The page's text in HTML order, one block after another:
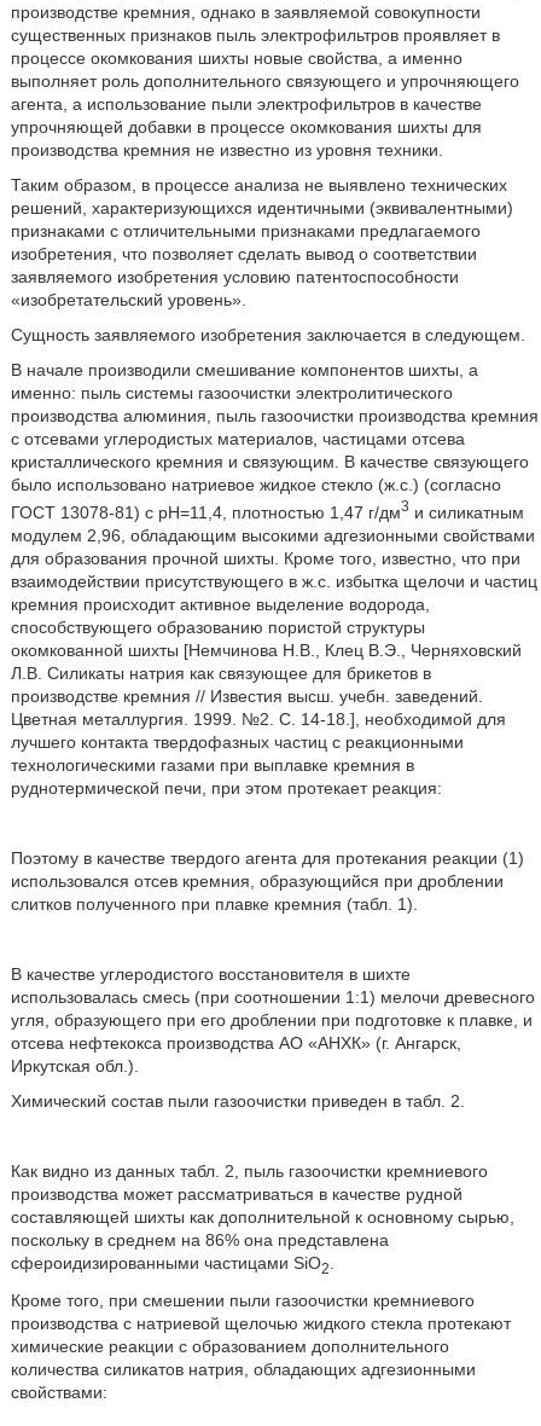
производстве кремния, однако в заявляемой совокупности
существенных признаков пыль электрофильтров проявляет в
процессе окомкования шихты новые свойства, а именно
выполняет роль дополнительного связующего и упрочняющего
агента, а использование пыли электрофильтров в качестве
упрочняющей добавки в процессе окомкования шихты для
производства кремния не известно из уровня техники.
Таким образом, в процессе анализа не выявлено технических
решений, характеризующихся идентичными (эквивалентными)
признаками с отличительными признаками предлагаемого
изобретения, что позволяет сделать вывод о соответствии
заявляемого изобретения условию патентоспособности
«изобретательский уровень».
Сущность заявляемого изобретения заключается в следующем.
В начале производили смешивание компонентов шихты, а
именно: пыль системы газоочистки электролитического
производства алюминия, пыль газоочистки производства кремния
с отсевами углеродистых материалов, частицами отсева
кристаллического кремния и связующим. В качестве связующего
было использовано натриевое жидкое стекло (ж.с.) (согласно
ГОСТ 13078-81) с рН=11,4, плотностью 1,47 г/дм3 и силикатным
модулем 2,96, обладающим высокими адгезионными свойствами
для образования прочной шихты. Кроме того, известно, что при
взаимодействии присутствующего в ж.с. избытка щелочи и частиц
кремния происходит активное выделение водорода,
способствующего образованию пористой структуры
окомкованной шихты [Немчинова Н.В., Клец В.Э., Черняховский
Л.В. Силикаты натрия как связующее для брикетов в
производстве кремния // Известия высш. учебн. заведений.
Цветная металлургия. 1999. №2. С. 14-18.], необходимой для
лучшего контакта твердофазных частиц с реакционными
технологическими газами при выплавке кремния в
руднотермической печи, при этом протекает реакция:
Поэтому в качестве твердого агента для протекания реакции (1)
использовался отсев кремния, образующийся при дроблении
слитков полученного при плавке кремния (табл. 1).
В качестве углеродистого восстановителя в шихте
использовалась смесь (при соотношении 1:1) мелочи древесного
угля, образующего при его дроблении при подготовке к плавке, и
отсева нефтекокса производства АО «АНХК» (г. Ангарск,
Иркутская обл.).
Химический состав пыли газоочистки приведен в табл. 2.
Как видно из данных табл. 2, пыль газоочистки кремниевого
производства может рассматриваться в качестве рудной
составляющей шихты как дополнительной к основному сырью,
поскольку в среднем на 86% она представлена
сфероидизированными частицами SiO2
Кроме того, при смешении пыли газоочистки кремниевого
производства с натриевой щелочью жидкого стекла протекают
химические реакции с образованием дополнительного
количества силикатов натрия, обладающих адгезионными
свойствами: